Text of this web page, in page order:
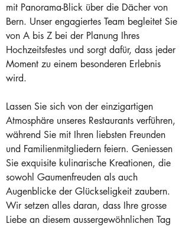
mit Panorama-Blick über die Dächer von
Bern. Unser engagiertes Team begleitet Sie
von A bis Z bei der Planung Ihres
Hochzeitsfestes und sorgt dafür, dass jeder
Moment zu einem besonderen Erlebnis
wird.
Lassen Sie sich von der einzigartigen
Atmosphäre unseres Restaurants verführen,
während Sie mit Ihren liebsten Freunden
und Familienmitgliedern feiern. Geniessen
Sie exquisite kulinarische Kreationen, die
sowohl Gaumenfreuden als auch
Augenblicke der Glückseligkeit zaubern.
Wir setzen alles daran, dass Ihre grosse
Liebe an diesem aussergewöhnlichen Tag